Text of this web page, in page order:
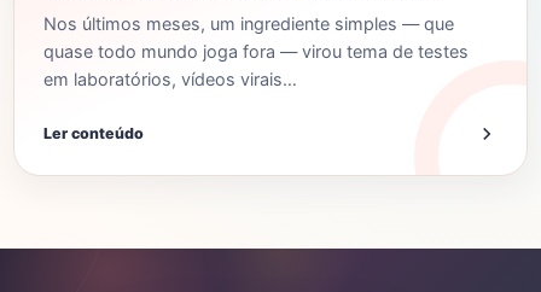
Nos últimos meses, um ingrediente simples — que
quase todo mundo joga fora — virou tema de testes
em laboratórios, vídeos virais…
Ler conteúdo